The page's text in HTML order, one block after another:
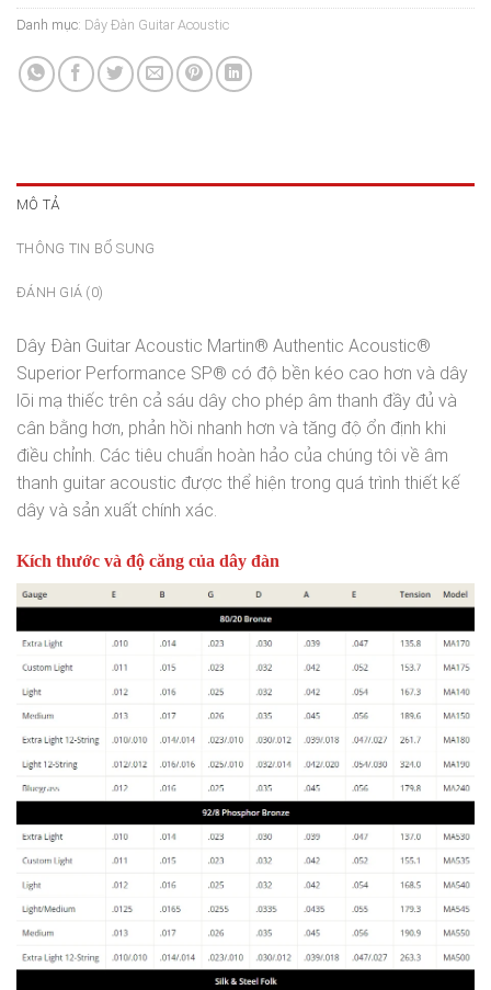
Danh mục: Dây Đàn Guitar Acoustic
MÔ TẢ
THÔNG TIN BỔ SUNG
ĐÁNH GIÁ (0)
Dây Đàn Guitar Acoustic Martin® Authentic Acoustic®
Superior Performance SP® có độ bền kéo cao hơn và dây
lõi mạ thiếc trên cả sáu dây cho phép âm thanh đầy đủ và
cân bằng hơn, phản hồi nhanh hơn và tăng độ ổn định khi
điều chỉnh. Các tiêu chuẩn hoàn hảo của chúng tôi về âm
thanh guitar acoustic được thể hiện trong quá trình thiết kế
dây và sản xuất chính xác.
Kích thước và độ căng của dây đàn